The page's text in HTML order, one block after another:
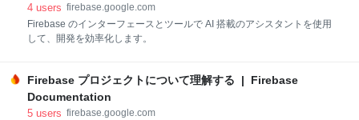
4 users firebase.google.com
Firebase のインターフェースとツールで AI 搭載のアシスタントを使用
して、開発を効率化します。
Firebase プロジェクトについて理解する | Firebase
Documentation
5 users firebase.google.com